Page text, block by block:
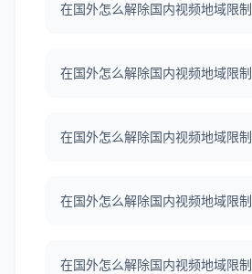
在国外怎么解除国内视频地域限制
在国外怎么解除国内视频地域限制